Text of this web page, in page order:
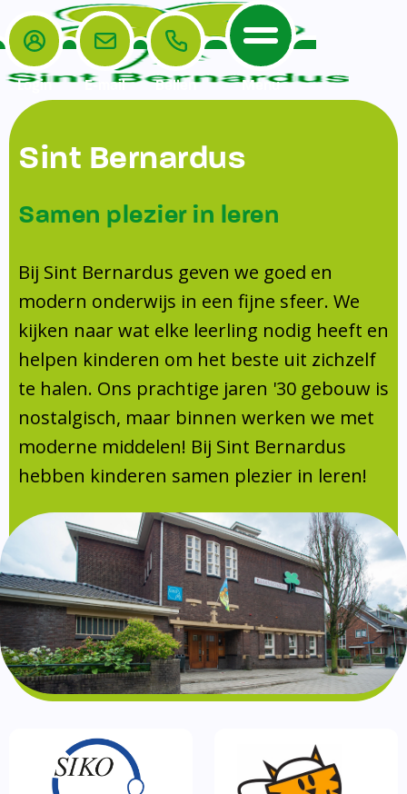
Home
De School
Veiligheidsplan
Onderwijs
Leerlingenraad
Leerlingenzorg
Doorstroomtoets
Jeugdprofessional op school
Centrum Jeugd en Gezin
Schoollogopedie
schoolondersteuningsprofiel
Schooltijden
Absentie
Vakanties
Aanmelden
Schoolgids
Gezonde school
Kinderopvang
BSO
Routebeschrijving
Privacy
Het Team
Ouders
Ouders
TussenSchoolse Opvang (TSO)
Ouderraad (OR)
Medezeggenschapsraad (MR)
Formulieren
Klachtenregeling
Contact
Login E-mail Bellen Menu
Sint Bernardus
Samen plezier in leren
Bij Sint Bernardus geven we goed en
modern onderwijs in een fijne sfeer. We
kijken naar wat elke leerling nodig heeft en
helpen kinderen om het beste uit zichzelf
te halen. Ons prachtige jaren '30 gebouw is
nostalgisch, maar binnen werken we met
moderne middelen! Bij Sint Bernardus
hebben kinderen samen plezier in leren!